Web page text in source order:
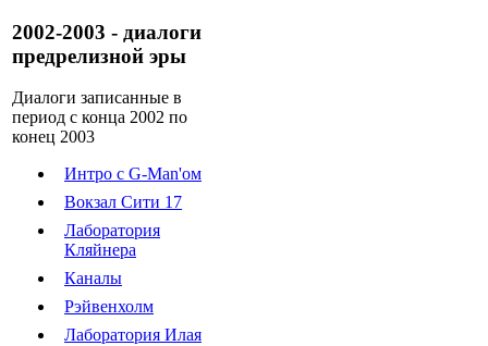
2002-2003 - диалоги
предрелизной эры
Диалоги записанные в
период с конца 2002 по
конец 2003
Интро с G-Man'ом
Вокзал Сити 17
Лаборатория
Кляйнера
Каналы
Рэйвенхолм
Лаборатория Илая